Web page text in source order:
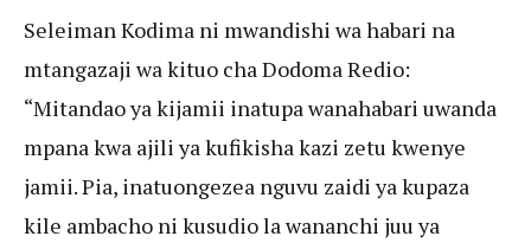
Seleiman Kodima ni mwandishi wa habari na
mtangazaji wa kituo cha Dodoma Redio:
“Mitandao ya kijamii inatupa wanahabari uwanda
mpana kwa ajili ya kufikisha kazi zetu kwenye
jamii. Pia, inatuongezea nguvu zaidi ya kupaza
kile ambacho ni kusudio la wananchi juu ya